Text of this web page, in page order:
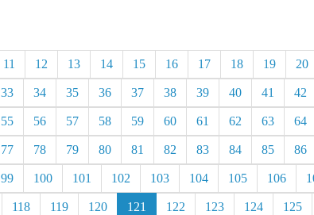
11 12 13 14 15 16 17 18 19 20
33 34 35 36 37 38 39 40 41 42
55 56 57 58 59 60 61 62 63 64
77 78 79 80 81 82 83 84 85 86
99 100 101 102 103 104 105 106
118 119 120 121 122 123 124 125